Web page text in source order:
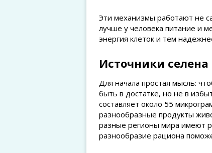
Эти механизмы работают не
лучше у человека питание и
энергия клеток и тем
Источники
Для начала простая мысль:
быть в достатке, но не в
составляет около 55
разнообразные продукты
разные регионы мира имеют
разнообразие рациона